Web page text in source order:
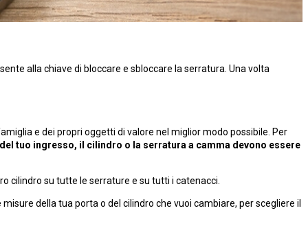
alla chiave di bloccare e sbloccare la serratura. Una volta
e dei propri oggetti di valore nel miglior modo possibile. Per
tuo ingresso, il cilindro o la serratura a camma devono essere
cilindro su tutte le serrature e su tutti i catenacci.
misure della tua porta o del cilindro che vuoi cambiare, per scegliere il